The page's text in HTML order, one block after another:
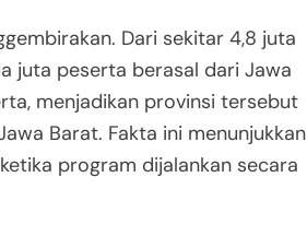
Dari sekitar 4,8 juta
juta peserta berasal dari Jawa
menjadikan provinsi tersebut
Barat. Fakta ini menunjukkan
program dijalankan secara